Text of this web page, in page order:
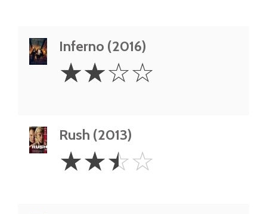
Inferno (2016)
Stars
☆☆☆☆
Rush (2013)
2.5
Stars
☆☆☆☆